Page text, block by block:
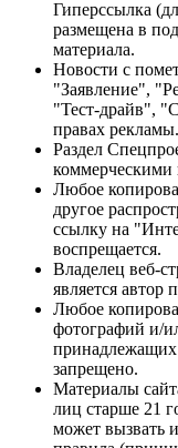
Гиперссылка
размещена в
материала.
Новости с
"Заявление",
"Тест-драйв",
правах рекламы.
Раздел
коммерческими
Любое
другое
ссылку на
воспрещается.
Владелец веб-
является автор
Любое
фотографий и/
принадлежащих
запрещено.
Материалы
лиц старше 21
может вызвать